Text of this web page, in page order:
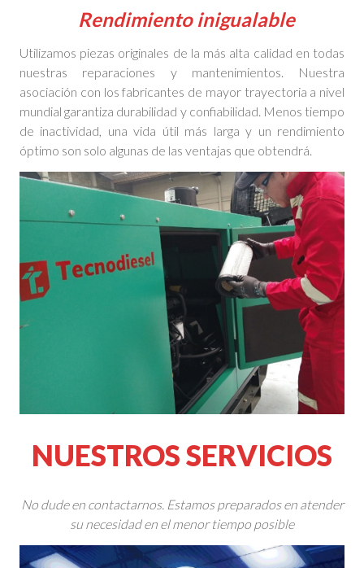
Rendimiento inigualable
Utilizamos piezas originales de la más alta calidad en todas
nuestras reparaciones y mantenimientos. Nuestra
asociación con los fabricantes de mayor trayectoria a nivel
mundial garantiza durabilidad y confiabilidad. Menos tiempo
de inactividad, una vida útil más larga y un rendimiento
óptimo son solo algunas de las ventajas que obtendrá.
NUESTROS SERVICIOS
No dude en contactarnos. Estamos preparados en atender
su necesidad en el menor tiempo posible